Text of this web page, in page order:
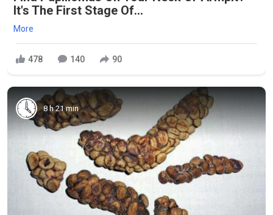
It's The First Stage Of...
More
478 140 90
8 h 21 min